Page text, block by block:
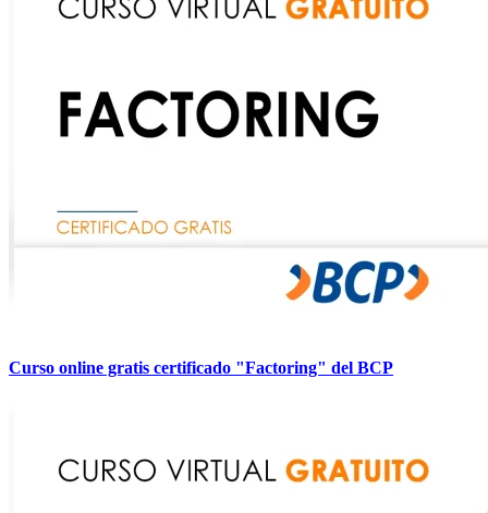
Curso online gratis certificado "Factoring" del BCP